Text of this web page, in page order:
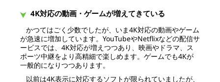
4K対応の動画・ゲームが増えてきている
かつてはごく少数でしたが、いま4K対応の動画やゲーム
が急速に増加しています。YouTubeやNetflixなどの配信サ
ービスでは、4K対応が増えつつあり、映画やドラマ、ス
ポーツ中継をより高精細で楽しめます。ゲームでも4Kが
一般的になりつつあります。
以前は4K表示に対応するソフトが限られていましたが、